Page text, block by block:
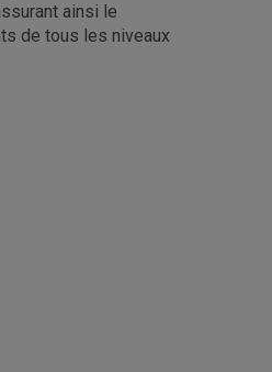
ainsi le
de tous les niveaux